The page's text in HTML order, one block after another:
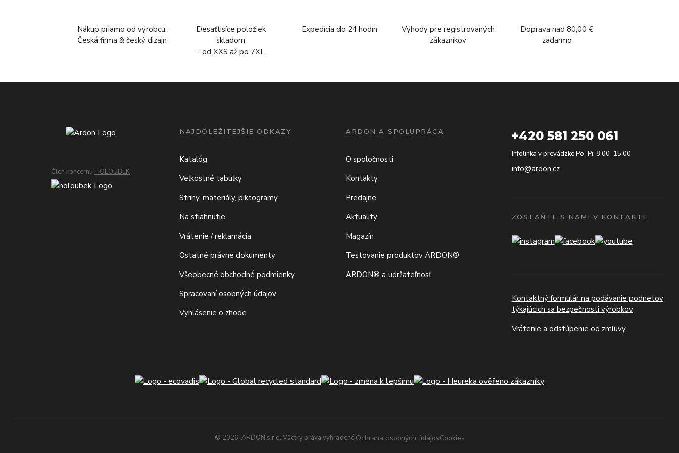
Nákup priamo od výrobcu.
Česká firma & český dizajn
Desaťtisíce položiek
skladom
- od XXS až po 7XL
Expedícia do 24 hodín
Výhody pre registrovaných
zákazníkov
Doprava nad 80,00 €
zadarmo
Člen koncernu HOLOUBEK
NAJDÔLEŽITEJŠIE ODKAZY
Katalóg
Veľkostné tabuľky
Strihy, materiály, piktogramy
Na stiahnutie
Vrátenie / reklamácia
Ostatné právne dokumenty
Všeobecné obchodné podmienky
Spracovaní osobných údajov
Vyhlásenie o zhode
ARDON A SPOLUPRÁCA
O spoločnosti
Kontakty
Predajne
Aktuality
Magazín
Testovanie produktov ARDON®
ARDON® a udržateľnosť
+420 581 250 061
Infolinka v prevádzke Po–Pi: 8:00–15:00
info@ardon.cz
ZOSTAŇTE S NAMI V KONTAKTE
Kontaktný formulár na podávanie podnetov
týkajúcich sa bezpečnosti výrobkov
Vrátenie a odstúpenie od zmluvy
© 2026. ARDON s.r.o. Všetky práva vyhradené.Ochrana osobných údajovCookies